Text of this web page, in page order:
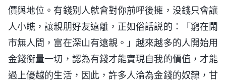
價與地位。有錢别人就會對你前呼後擁，没錢只會讓
人小瞧，讓親朋好友遠離，正如俗話説的：「窮在鬧
市無人問，富在深山有遠親。」越來越多的人開始用
金錢衡量一切，認為有錢才能實現自我的價值，才能
過上優越的生活，因此，許多人淪為金錢的奴隸，甘